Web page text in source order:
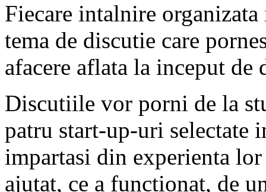
Fiecare intalnire
tema de discutie care
afacere aflata la inceput de
Discutiile vor porni de la
patru start-up-uri selectate
impartasi din experienta
ajutat, ce a functionat, de